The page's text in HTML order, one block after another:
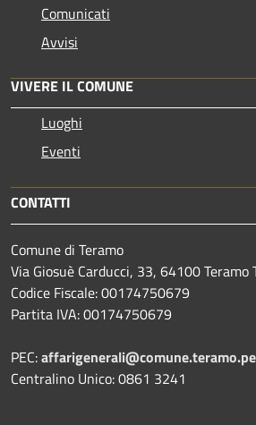
Comunicati
Avvisi
VIVERE IL COMUNE
Luoghi
Eventi
CONTATTI
Comune di Teramo
Via Giosuè Carducci, 33, 64100 Teramo
Codice Fiscale: 00174750679
Partita IVA: 00174750679
PEC:
Centralino Unico: 0861 3241